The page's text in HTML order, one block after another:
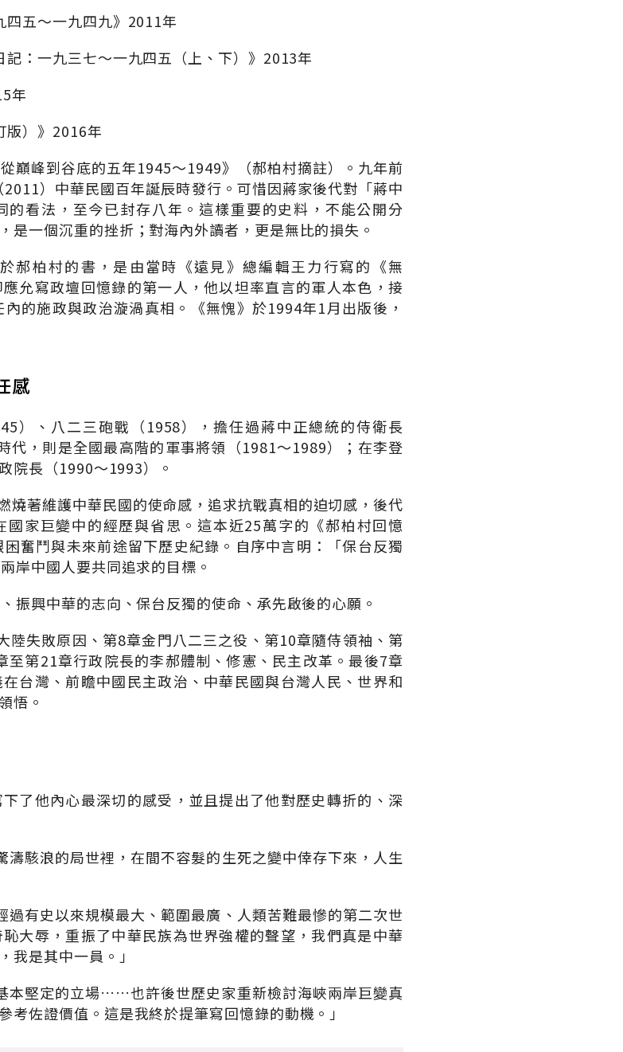
四五～一九四九》2011年
記：一九三七～一九四五（上、下）》2013年
年
版）》2016年
巔峰到谷底的五年1945～1949》（郝柏村摘註）。九年前
2011）中華民國百年誕辰時發行。可惜因蔣家後代對「蔣中
的看法，至今已封存八年。這樣重要的史料，不能公開分
是一個沉重的挫折；對海內外讀者，更是無比的損失。
郝柏村的書，是由當時《遠見》總編輯王力行寫的《無
允寫政壇回憶錄的第一人，他以坦率直言的軍人本色，接
的施政與政治漩渦真相。《無愧》於1994年1月出版後，
感
）、八二三砲戰（1958），擔任過蔣中正總統的侍衛長
代，則是全國最高階的軍事將領（1981～1989）；在李登
院長（1990～1993）。
燒著維護中華民國的使命感，追求抗戰真相的迫切感，後代
家巨變中的經歷與省思。這本近25萬字的《郝柏村回憶
奮鬥與未來前途留下歷史紀錄。自序中言明：「保台反獨
岸中國人要共同追求的目標。
振興中華的志向、保台反獨的使命、承先啟後的心願。
陸失敗原因、第8章金門八二三之役、第10章隨侍領袖、第
至第21章行政院長的李郝體制、修憲、民主改革。最後7章
台灣、前瞻中國民主政治、中華民國與台灣人民、世界和
悟。
了他內心最深切的感受，並且提出了他對歷史轉折的、深
濤駭浪的局世裡，在間不容髮的生死之變中倖存下來，人生
過有史以來規模最大、範圍最廣、人類苦難最慘的第二次世
大辱，重振了中華民族為世界強權的聲望，我們真是中華
我是其中一員。」
本堅定的立場……也許後世歷史家重新檢討海峽兩岸巨變真
考佐證價值。這是我終於提筆寫回憶錄的動機。」